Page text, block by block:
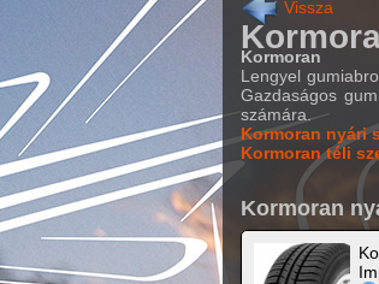
Vissza
Kormoran
Lengyel
Gazdaságos
számára.
Kormoran nyári
Kormoran téli
Kormoran